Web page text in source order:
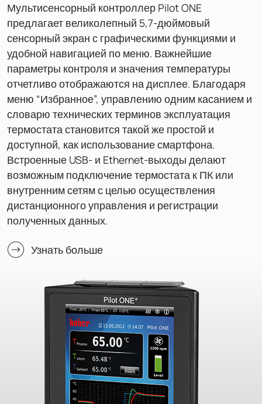
Мультисенсорный контроллер Pilot ONE
предлагает великолепный 5,7-дюймовый
сенсорный экран с графическими функциями и
удобной навигацией по меню. Важнейшие
параметры контроля и значения температуры
отчетливо отображаются на дисплее. Благодаря
меню “Избранное”, управлению одним касанием и
словарю технических терминов эксплуатация
термостата становится такой же простой и
доступной, как использование смартфона.
Встроенные USB- и Ethernet-выходы делают
возможным подключение термостата к ПК или
внутренним сетям с целью осуществления
дистанционного управления и регистрации
полученных данных.
Узнать больше